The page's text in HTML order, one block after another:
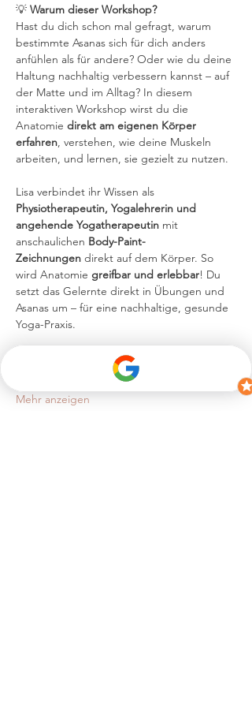
💡 Warum dieser Workshop?
Hast du dich schon mal gefragt, warum
bestimmte Asanas sich für dich anders
anfühlen als für andere? Oder wie du deine
Haltung nachhaltig verbessern kannst – auf
der Matte und im Alltag? In diesem
interaktiven Workshop wirst du die
Anatomie direkt am eigenen Körper
erfahren, verstehen, wie deine Muskeln
arbeiten, und lernen, sie gezielt zu nutzen.
Lisa verbindet ihr Wissen als
Physiotherapeutin, Yogalehrerin und
angehende Yogatherapeutin mit
anschaulichen Body-Paint-
Zeichnungen direkt auf dem Körper. So
wird Anatomie greifbar und erlebbar! Du
setzt das Gelernte direkt in Übungen und
Asanas um – für eine nachhaltige, gesunde
Yoga-Praxis.
Was erwartet dich?
Mehr anzeigen